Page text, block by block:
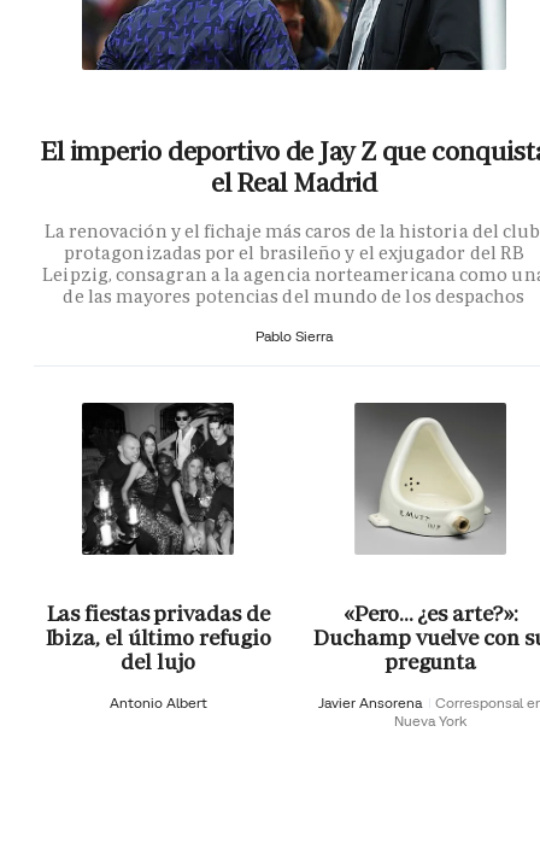
El imperio deportivo de Jay Z que
el Real Madrid
La renovación y el fichaje más caros de la historia del
protagonizadas por el brasileño y el exjugador del RB
Leipzig, consagran a la agencia norteamericana como
de las mayores potencias del mundo de los despachos
Pablo Sierra
Las fiestas privadas de
Ibiza, el último refugio
del lujo
Antonio Albert
«Pero… ¿es arte?»:
Duchamp vuelve con
pregunta
Javier Ansorena
Corresponsal
Nueva York